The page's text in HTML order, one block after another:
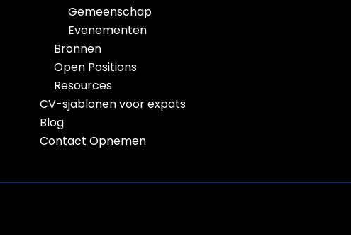
Gemeenschap
Evenementen
Bronnen
Open Positions
Resources
CV-sjablonen voor expats
Blog
Contact Opnemen